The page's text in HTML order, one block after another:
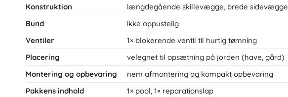
Konstruktion
længdegående skillevægge, brede sidevægge
Bund
ikke oppustelig
Ventiler
1× blokerende ventil til hurtig tømning
Placering
velegnet til opsætning på jorden (have, gård)
Montering og opbevaring
nem afmontering og kompakt opbevaring
Pakkens indhold
1× pool, 1× reparationslap